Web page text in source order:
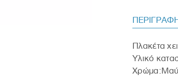
Πλακέτα
Υλικό